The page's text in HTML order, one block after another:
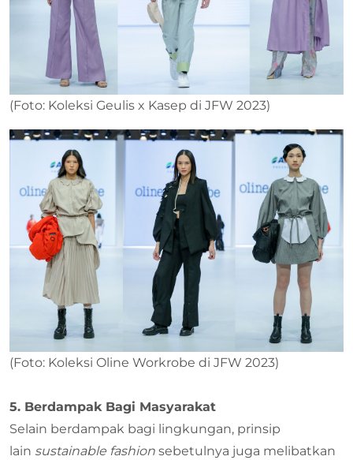
(Foto: Koleksi Geulis x Kasep di JFW 2023)
(Foto: Koleksi Oline Workrobe di JFW 2023)
5. Berdampak Bagi Masyarakat
Selain berdampak bagi lingkungan, prinsip
lain sustainable fashion sebetulnya juga melibatkan